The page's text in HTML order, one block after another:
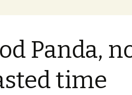
Tips jalan-jalan di Inggris
lomba
Panda,
time